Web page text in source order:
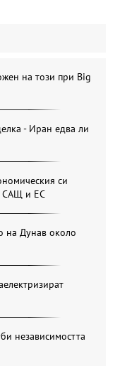
на този при Big
- Иран едва ли
си
САЩ и ЕС
на Дунав около
независимостта